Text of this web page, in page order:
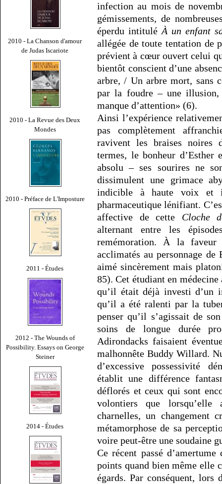
2010 - La Chanson d'amour
de Judas Iscariote
2010 - La Revue des Deux
Mondes
2010 - Préface de L'Imposture
2011 - Études
2012 - The Wounds of
Possibility. Essays on George
Steiner
2014 - Études
infection au mois de
gémissements, de
éperdu intituléÀ un enfant
allégée de toute tentation de
prévient à cœur ouvert celui
bientôt conscient d’une
arbre, / Un arbre mort, sans
par la foudre – une
manque d’attention» (6).
Ainsi l’expérience
pas complètement
ravivent les braises noires
termes, le bonheur
absolu – ses sourires ne
dissimulent une grimace
indicible à haute voix et
pharmaceutique lénifiant.
affective de cette Cloche
alternant entre les
remémoration. À la faveur
acclimatés au personnage
aimé sincèrement mais
85). Cet étudiant en
qu’il était déjà investi d’un
qu’il a été ralenti par la
penser qu’il s’agissait de
soins de longue durée
Adirondacks faisaient
malhonnête Buddy Willard.
d’excessive possessivité
établit une différence
déflorés et ceux qui sont
volontiers que
charnelles, un changement
métamorphose de sa
voire peut-être une soudaine
Ce récent passé
points quand bien même elle
égards. Par conséquent, lors